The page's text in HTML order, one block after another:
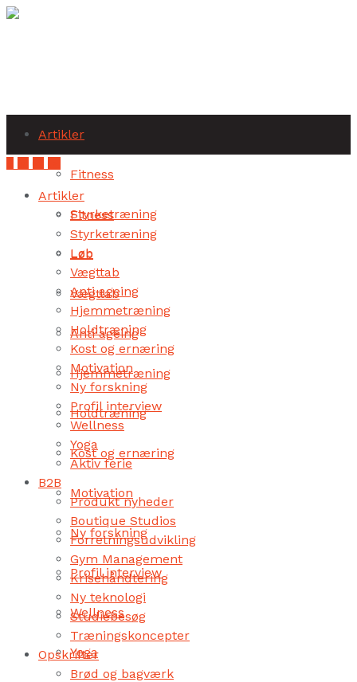
Artikler
Fitness
Styrketræning
Løb
Vægttab
Anti ageing
Hjemmetræning
Holdtræning
Kost og ernæring
Motivation
Ny forskning
Profil interview
Wellness
Yoga
Artikler
Fitness
Styrketræning
Løb
Vægttab
Anti ageing
Hjemmetræning
Holdtræning
Kost og ernæring
Motivation
Ny forskning
Profil interview
Wellness
Yoga
Aktiv ferie
B2B
Produkt nyheder
Boutique Studios
Forretningsudvikling
Gym Management
Krisehåndtering
Ny teknologi
Studiebesøg
Træningskoncepter
Opskrifter
Brød og bagværk